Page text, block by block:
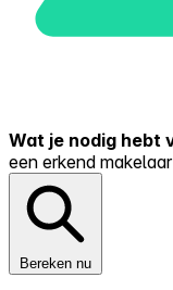
Wat je nodig hebt
een erkend
Bereken nu